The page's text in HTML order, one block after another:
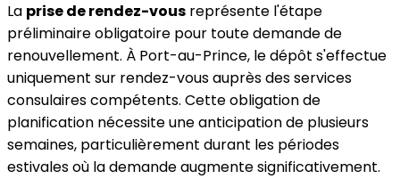
La prise de rendez-vous représente l'étape
préliminaire obligatoire pour toute demande de
renouvellement. À Port-au-Prince, le dépôt s'effectue
uniquement sur rendez-vous auprès des services
consulaires compétents. Cette obligation de
planification nécessite une anticipation de plusieurs
semaines, particulièrement durant les périodes
estivales où la demande augmente significativement.